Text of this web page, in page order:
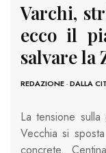
Varchi,
ecco il
salvare la
REDAZIONE-DALLA
La tensione
Vecchia si